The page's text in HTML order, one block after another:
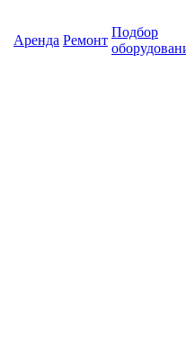
Аренда Ремонт
Подбор